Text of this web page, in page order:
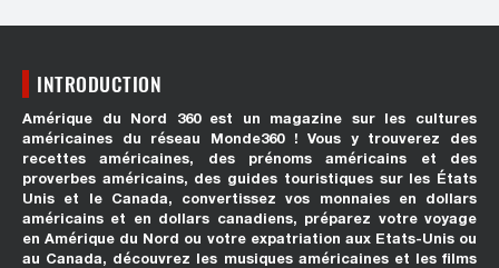
INTRODUCTION
Amérique du Nord 360 est un magazine sur les cultures
américaines du réseau Monde360 ! Vous y trouverez des
recettes américaines, des prénoms américains et des
proverbes américains, des guides touristiques sur les États
Unis et le Canada, convertissez vos monnaies en dollars
américains et en dollars canadiens, préparez votre voyage
en Amérique du Nord ou votre expatriation aux Etats-Unis ou
au Canada, découvrez les musiques américaines et les films